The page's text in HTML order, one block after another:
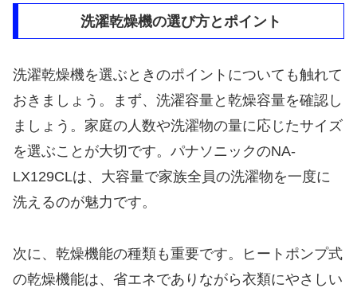
洗濯乾燥機の選び方とポイント
洗濯乾燥機を選ぶときのポイントについても触れて
おきましょう。まず、洗濯容量と乾燥容量を確認し
ましょう。家庭の人数や洗濯物の量に応じたサイズ
を選ぶことが大切です。パナソニックのNA-
LX129CLは、大容量で家族全員の洗濯物を一度に
洗えるのが魅力です。
次に、乾燥機能の種類も重要です。ヒートポンプ式
の乾燥機能は、省エネでありながら衣類にやさしい